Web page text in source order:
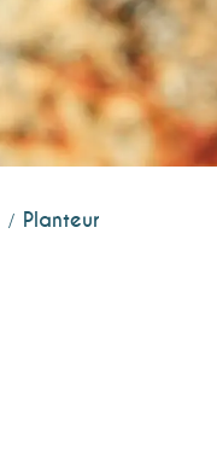
Planteur